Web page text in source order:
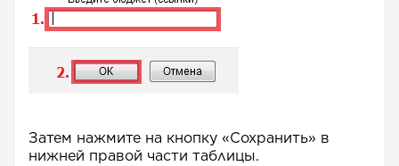
Затем нажмите на кнопку «Сохранить» в
нижней правой части таблицы.